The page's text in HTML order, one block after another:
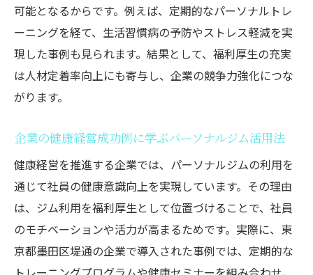
可能となるからです。例えば、定期的なパーソナルトレ
ーニングを経て、生活習慣病の予防やストレス軽減を実
現した事例も見られます。結果として、福利厚生の充実
は人材定着率向上にも寄与し、企業の競争力強化につな
がります。
企業の健康経営成功例に学ぶパーソナルジム活用法
健康経営を推進する企業では、パーソナルジムの利用を
通じて社員の健康意識向上を実現しています。その理由
は、ジム利用を福利厚生として位置づけることで、社員
のモチベーションや活力が高まるためです。実際に、東
京都墨田区堤通の企業で導入された事例では、定期的な